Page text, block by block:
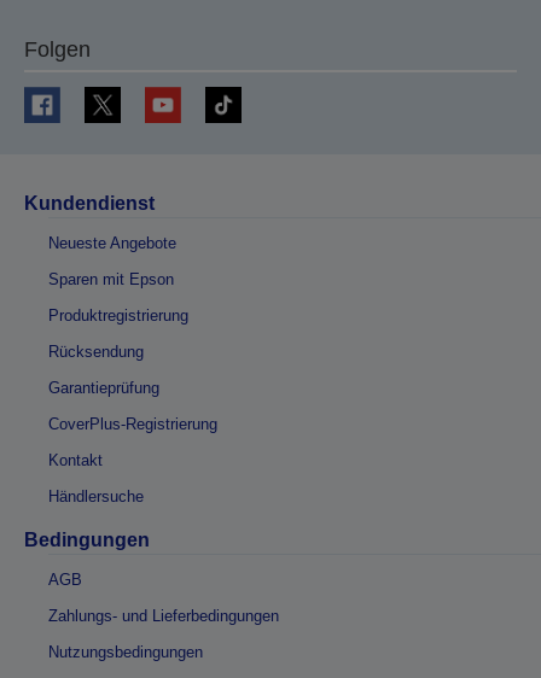
Folgen
Kundendienst
Neueste Angebote
Sparen mit Epson
Produktregistrierung
Rücksendung
Garantieprüfung
CoverPlus-Registrierung
Kontakt
Händlersuche
Bedingungen
AGB
Zahlungs- und Lieferbedingungen
Nutzungsbedingungen